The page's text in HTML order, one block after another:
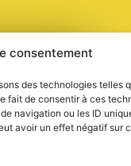
consentement
des technologies telles
fait de consentir à ces
navigation ou les ID
avoir un effet négatif sur